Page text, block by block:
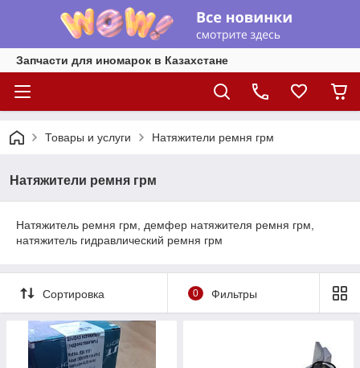
Запчасти для иномарок в Казахстане
Товары и услуги Натяжители ремня грм
Натяжители ремня грм
Натяжитель ремня грм, демфер натяжителя ремня грм,
натяжитель гидравлический ремня грм
Сортировка 0 Фильтры